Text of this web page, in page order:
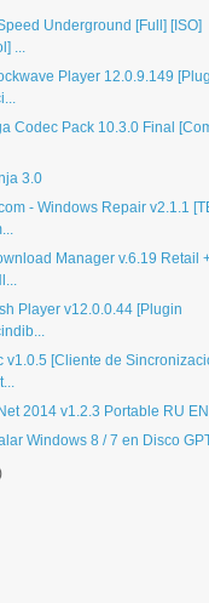
Underground [Full] [ISO]
...
Player 12.0.9.149
Codec Pack 10.3.0 Final
3.0
- Windows Repair v2.1.1
Manager v.6.19 Retail
Player v12.0.0.44 [Plugin
v1.0.5 [Cliente de
2014 v1.2.3 Portable RU
Windows 8 / 7 en Disco